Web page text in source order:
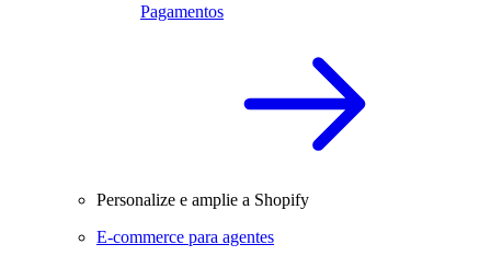
Pagamentos
Personalize e amplie a Shopify
E-commerce para agentes